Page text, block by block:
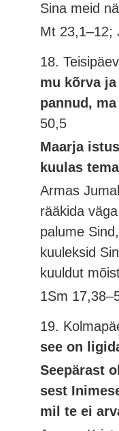
Sina meid
Mt 23,1–12;
18. Teisipäev
mu kõrva
pannud,
50,5
Maarja
kuulas
Armas
rääkida
palume
kuuleksid
kuuldut
1Sm
19.
see on
Seepärast
sest
mil te ei